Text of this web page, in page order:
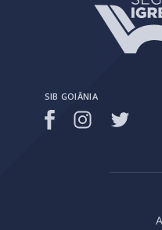
SIB GOIÂNIA